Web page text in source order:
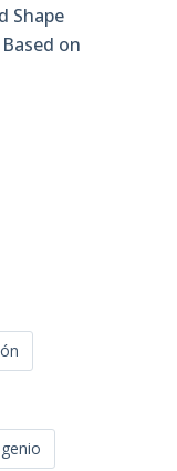
Shape
on